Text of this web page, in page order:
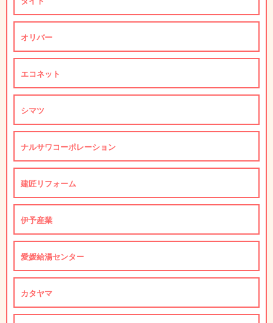
オリバー
エコネット
シマツ
ナルサワコーポレーション
建匠リフォーム
伊予産業
愛媛給湯センター
カタヤマ